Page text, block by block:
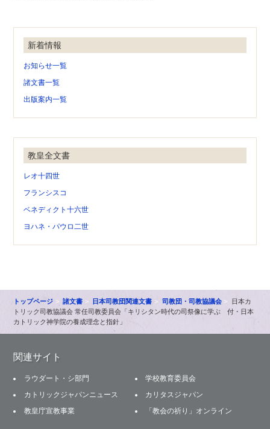
新着情報
お知らせ一覧
諸文書一覧
出版案内一覧
教皇全文書
レオ十四世
フランシスコ
ベネディクト十六世
ヨハネ・パウロ二世
トップページ 諸文書 日本司教団関連文書 司教団・司教協議会
日本カ
トリック司教協議会 常任司教委員会「キリシタン時代の司祭像に学ぶ 付・日本
カトリック神学院の養成理念と指針」
関連サイト
ラウダート・シ部門
学校教育委員会
カトリックジャパンニュース
カリタスジャパン
教皇庁宣教事業
「教会の祈り」オンライン